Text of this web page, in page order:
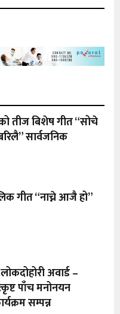
तीज बिशेष गीत “सोचे
सार्वजनिक
गीत “नाच्ने आजै हो”
अवार्ड –
पाँच मनोनयन
सम्पन्न